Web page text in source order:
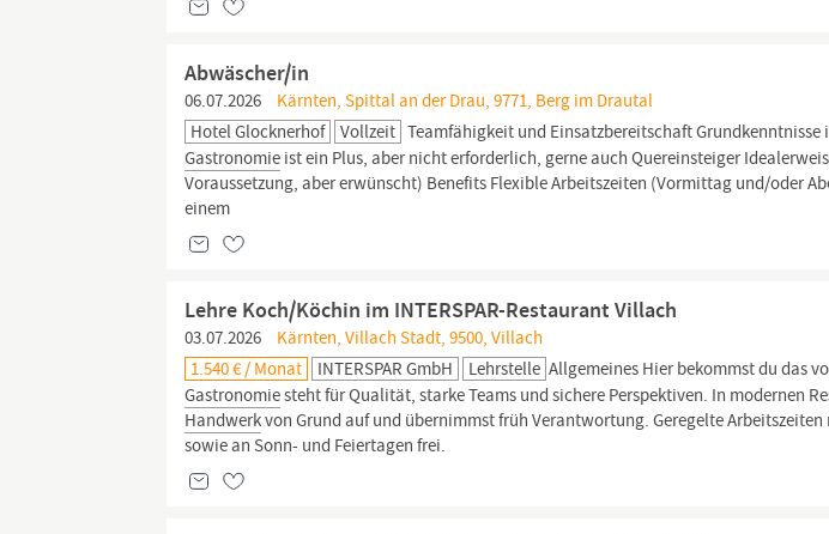
Abwäscher/in
06.07.2026
Kärnten, Spittal an der Drau, 9771, Berg im Drautal
Hotel Glocknerhof
Vollzeit Teamfähigkeit und Einsatzbereitschaft
Gastronomie ist ein Plus, aber nicht erforderlich, gerne auch Quereinsteiger
Voraussetzung, aber erwünscht) Benefits Flexible Arbeitszeiten (Vormittag und/oder
einem
Lehre Koch/Köchin im INTERSPAR-Restaurant Villach
03.07.2026
Kärnten, Villach Stadt, 9500, Villach
1.540 € / Monat
INTERSPAR GmbH Lehrstelle Allgemeines Hier bekommst du das
Gastronomiesteht für Qualität, starke Teams und sichere Perspektiven. In modernen
Handwerkvon Grund auf und übernimmst früh Verantwortung. Geregelte
sowie an Sonn- und Feiertagen frei.